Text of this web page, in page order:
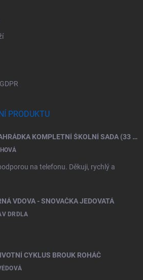
PRODUKTU
INSECT LORE MOTÝLÍ ZAHRÁDKA KOMPLETNÍ ŠKOLNÍ SADA (33 HOUSENEK)
na telefonu. Děkuji, rychlý a
VDOVA - SNOVAČKA JEDOVATÁ
DRDLA
CYKLUS BROUK ROHÁČ